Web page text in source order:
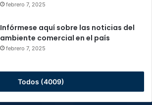
febrero 7, 2025
Infórmese aquí sobre las noticias del
ambiente comercial en el país
febrero 7, 2025
Todos (4009)